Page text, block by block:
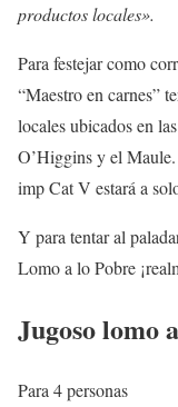
productos locales».
Para festejar como
“Maestro en carnes”
locales ubicados en
O’Higgins y el
imp Cat V estará a
Y para tentar al
Lomo a lo Pobre
Jugoso lomo
Para 4 personas